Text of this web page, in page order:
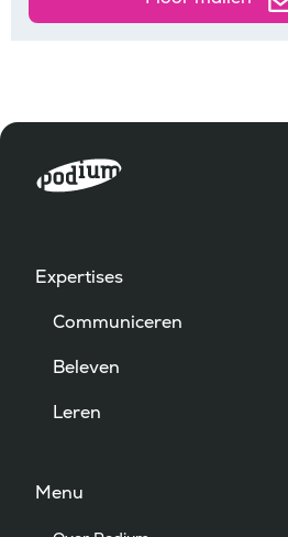
Expertises
Communiceren
Beleven
Leren
Menu